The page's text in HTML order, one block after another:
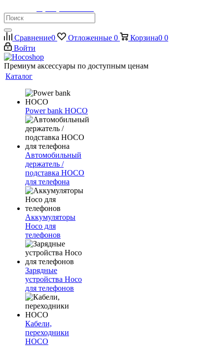
Сравнение0 Отложенные 0 Корзина0 0
Войти
Премиум аксессуары по доступным ценам
Каталог
Power bank HOCO
Автомобильный
держатель /
подставка HOCO
для телефона
Аккумуляторы
Hoco для
телефонов
Зарядные
устройства Hoco
для телефонов
Кабели,
переходники
HOCO